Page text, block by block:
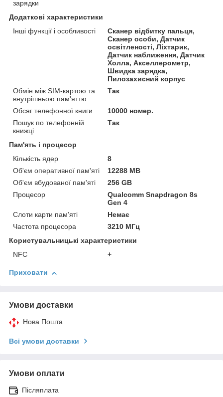
зарядки
Додаткові характеристики
Інші функції і особливості
Сканер відбитку пальця,
Сканер особи, Датчик
освітленості, Ліхтарик,
Датчик наближення, Датчик
Холла, Акселлерометр,
Швидка зарядка,
Пилозахисний корпус
Обмін між SIM-картою та
внутрішньою пам'яттю
Так
Обсяг телефонної книги
10000 номер.
Пошук по телефонній
книжці
Так
Пам'ять і процесор
Кількість ядер
8
Об'єм оперативної пам'яті
12288 MB
Об'єм вбудованої пам'яті
256 GB
Процесор
Qualcomm Snapdragon 8s
Gen 4
Слоти карти пам'яті
Немає
Частота процесора
3210 МГц
Користувальницькі характеристики
NFC
+
Приховати
Умови доставки
Нова Пошта
Всі умови доставки
Умови оплати
Післяплата